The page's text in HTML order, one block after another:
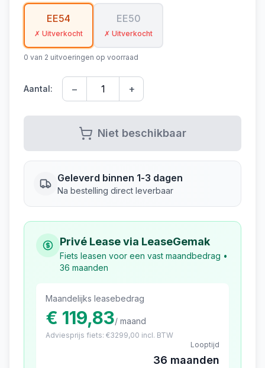
EE54
✗ Uitverkocht
EE50
✗ Uitverkocht
0 van 2 uitvoeringen op voorraad
Aantal: − +
Niet beschikbaar
Geleverd binnen 1-3 dagen
Na bestelling direct leverbaar
Privé Lease via LeaseGemak
Fiets leasen voor een vast maandbedrag •
36 maanden
Maandelijks leasebedrag
€ 119,83/ maand
Adviesprijs fiets: €3299,00 incl. BTW
Looptijd
36 maanden